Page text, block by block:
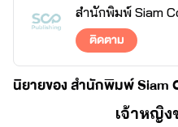
สำนักพิมพ์ Siam
ติดตาม
นิยายของ สำนักพิมพ์ Siam
เจ้าหญิ